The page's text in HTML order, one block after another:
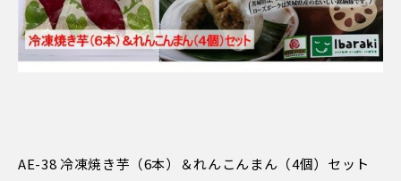
AE-38 冷凍焼き芋（6本）＆れんこんまん（4個）セット